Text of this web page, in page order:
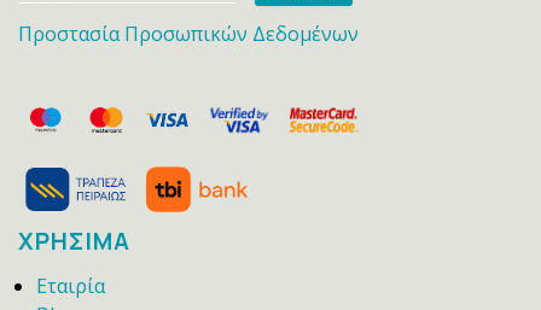
Προστασία Προσωπικών Δεδομένων
ΧΡΗΣΙΜΑ
Εταιρία